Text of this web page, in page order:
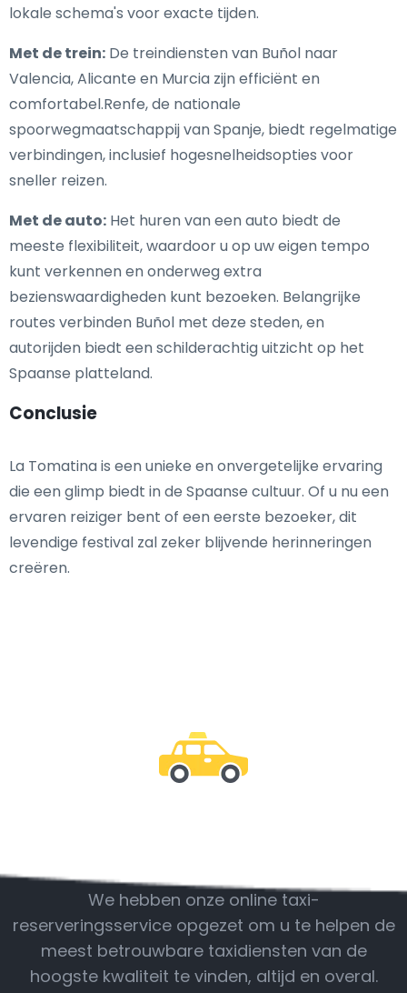
lokale schema's voor exacte tijden.
Met de trein: De treindiensten van Buñol naar
Valencia, Alicante en Murcia zijn efficiënt en
comfortabel.Renfe, de nationale
spoorwegmaatschappij van Spanje, biedt regelmatige
verbindingen, inclusief hogesnelheidsopties voor
sneller reizen.
Met de auto: Het huren van een auto biedt de
meeste flexibiliteit, waardoor u op uw eigen tempo
kunt verkennen en onderweg extra
bezienswaardigheden kunt bezoeken. Belangrijke
routes verbinden Buñol met deze steden, en
autorijden biedt een schilderachtig uitzicht op het
Spaanse platteland.
Conclusie
La Tomatina is een unieke en onvergetelijke ervaring
die een glimp biedt in de Spaanse cultuur. Of u nu een
ervaren reiziger bent of een eerste bezoeker, dit
levendige festival zal zeker blijvende herinneringen
creëren.
We hebben onze online taxi-
reserveringsservice opgezet om u te helpen de
meest betrouwbare taxidiensten van de
hoogste kwaliteit te vinden, altijd en overal.